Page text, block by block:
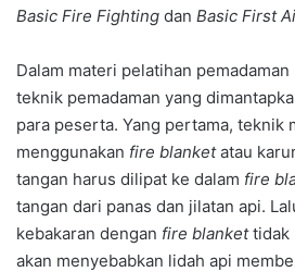
Basic Fire Fighting dan Basic First
Dalam materi pelatihan
teknik pemadaman yang
para peserta. Yang pertama, teknik
menggunakan fire blanketatau
tangan harus dilipat ke dalam fire
tangan dari panas dan jilatan api.
kebakaran dengan fire blankettidak
akan menyebabkan lidah api